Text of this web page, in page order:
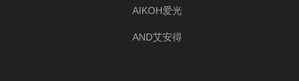
AIKOH爱光
AND艾安得